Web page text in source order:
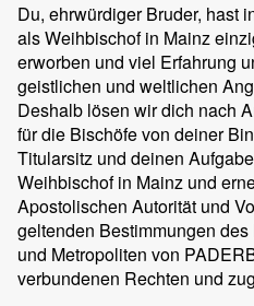
Du, ehrwürdiger Bruder, hast
als Weihbischof in Mainz
erworben und viel Erfahrung
geistlichen und weltlichen
Deshalb lösen wir dich nach
für die Bischöfe von deiner
Titularsitz und deinen
Weihbischof in Mainz und
Apostolischen Autorität und
geltenden Bestimmungen
und Metropoliten von
verbundenen Rechten und